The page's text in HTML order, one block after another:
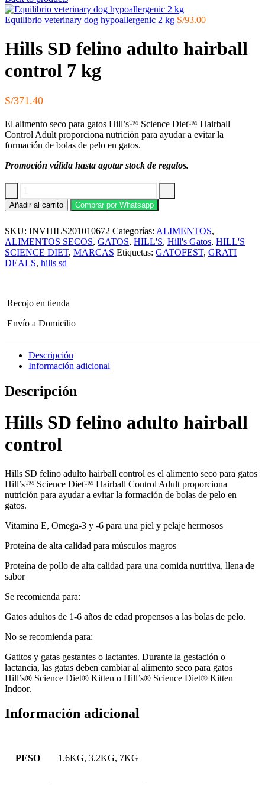
Equilibrio veterinary dog hypoallergenic 2 kg S/93.00
Hills SD felino adulto hairball
control 7 kg
S/371.40
El alimento seco para gatos Hill’s™ Science Diet™ Hairball
Control Adult proporciona nutrición para ayudar a evitar la
formación de bolas de pelo en gatos.
Promoción válida hasta agotar stock de regalos.
Hills
SD
adulto
hairball
control
7
kg
Añadir al carrito Comprar por Whatsapp
SKU: INVHILS201010672 Categorías: ALIMENTOS,
ALIMENTOS SECOS, GATOS, HILL'S, Hill's Gatos, HILL'S
SCIENCE DIET, MARCAS Etiquetas: GATOFEST, GRATI
DEALS, hills sd
Recojo en tienda
Envío a Domicilio
Descripción
Información adicional
Descripción
Hills SD felino adulto hairball
control
Hills SD felino adulto hairball control es el alimento seco para gatos
Hill’s™ Science Diet™ Hairball Control Adult proporciona
nutrición para ayudar a evitar la formación de bolas de pelo en
gatos.
Vitamina E, Omega-3 y -6 para una piel y pelaje hermosos
Proteína de alta calidad para músculos magros
Proteína de pollo de alta calidad para una comida nutritiva, llena de
sabor
Se recomienda para:
Gatos adultos de 1-6 años de edad propensos a las bolas de pelo.
No se recomienda para:
Gatitos y gatas gestantes o lactantes. Durante la gestación o
lactancia, las gatas deben cambiar al alimento seco para gatos
Hill’s® Science Diet® Kitten o Hill’s® Science Diet® Kitten
Indoor.
Información adicional
PESO 1.6KG, 3.2KG, 7KG